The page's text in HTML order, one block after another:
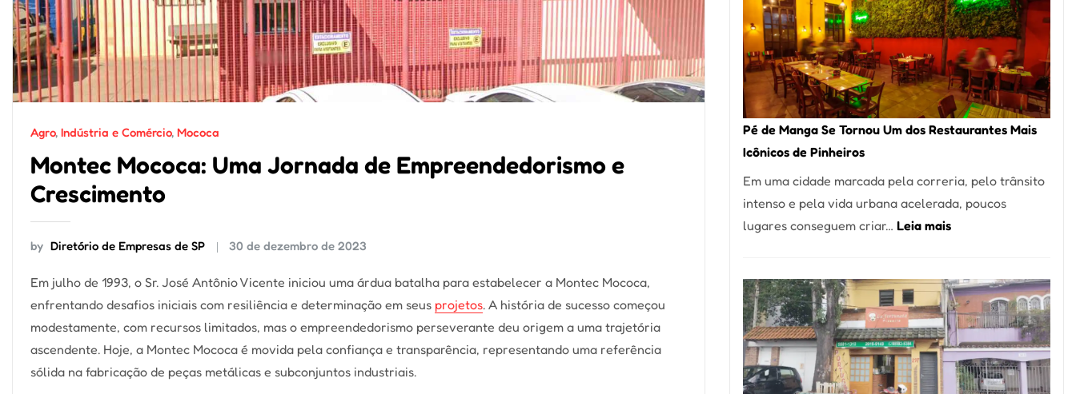
Agro, Indústria e Comércio, Mococa
Montec Mococa: Uma Jornada de Empreendedorismo e
Crescimento
by Diretório de Empresas de SP 30 de dezembro de 2023
Em julho de 1993, o Sr. José Antônio Vicente iniciou uma árdua batalha para estabelecer a Montec Mococa,
enfrentando desafios iniciais com resiliência e determinação em seus projetos. A história de sucesso começou
modestamente, com recursos limitados, mas o empreendedorismo perseverante deu origem a uma trajetória
ascendente. Hoje, a Montec Mococa é movida pela confiança e transparência, representando uma referência
sólida na fabricação de peças metálicas e subconjuntos industriais.
Pé de Manga Se Tornou Um dos Restaurantes Mais
Icônicos de Pinheiros
Em uma cidade marcada pela correria, pelo trânsito
intenso e pela vida urbana acelerada, poucos
lugares conseguem criar… Leia mais:
Manga
Se
Tornou
Um
dos